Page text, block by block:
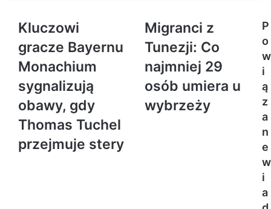
Kluczowi
gracze Bayernu
Monachium
sygnalizują
obawy, gdy
Thomas Tuchel
przejmuje stery
Migranci z
Tunezji: Co
najmniej 29
osób umiera u
wybrzeży
P
o
w
i
ą
z
a
n
e
w
i
a